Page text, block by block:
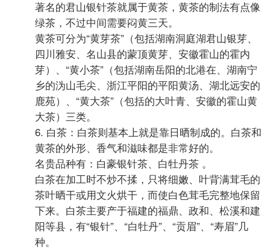
著名的君山银针茶就属于黄茶，黄茶的制法有点像
绿茶，不过中间需要闷黄三天。
黄茶可分为“黄芽茶”（包括湖南洞庭湖君山银芽、
四川雅安、名山县的蒙顶黄芽、安徽霍山的霍内
芽）、“黄小茶”（包括湖南岳阳的北港在、湖南宁
乡的沩山毛尖、浙江平阳的平阳黄汤、湖北远安的
鹿苑）、“黄大茶”（包括的大叶青、安徽的霍山黄
大茶）三类。
6. 白茶：白茶则基本上就是靠日晒制成的。白茶和
黄茶的外形、香气和滋味都是非常好的。
名贵品种有：白豪银针茶、白牡丹茶 。
白茶在加工时不炒不揉，只将细嫩、叶背满茸毛的
茶叶晒干或用文火烘干，而使白色茸毛完整地保留
下来。白茶主要产于福建的福鼎、政和、松溪和建
阳等县，有“银针”、“白牡丹”、“贡眉”、“寿眉”几
种。